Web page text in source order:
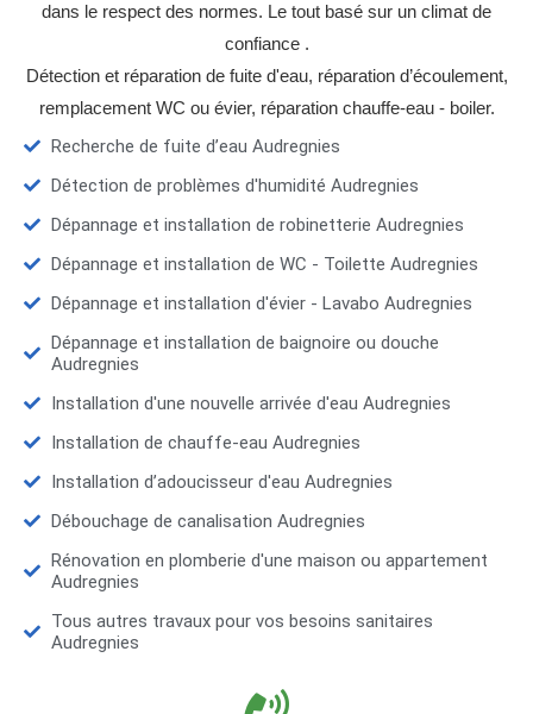
dans le respect des normes. Le tout basé sur un climat de
confiance .
Détection et réparation de fuite d'eau, réparation d’écoulement,
remplacement WC ou évier, réparation chauffe-eau - boiler.
Recherche de fuite d’eau Audregnies
Détection de problèmes d'humidité Audregnies
Dépannage et installation de robinetterie Audregnies
Dépannage et installation de WC - Toilette Audregnies
Dépannage et installation d'évier - Lavabo Audregnies
Dépannage et installation de baignoire ou douche
Audregnies
Installation d'une nouvelle arrivée d'eau Audregnies
Installation de chauffe-eau Audregnies
Installation d’adoucisseur d'eau Audregnies
Débouchage de canalisation Audregnies
Rénovation en plomberie d'une maison ou appartement
Audregnies
Tous autres travaux pour vos besoins sanitaires
Audregnies